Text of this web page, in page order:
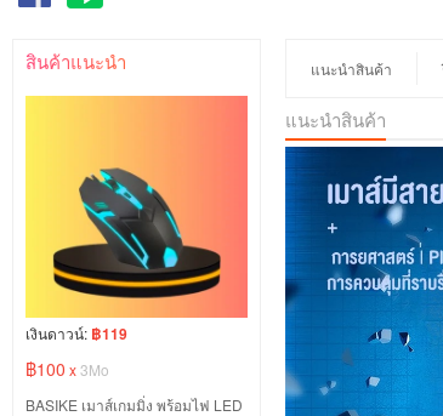
สินค้าแนะนำ
เงินดาวน์: ฿119
฿100 x3Mo
BASIKE เมาส์เกมมิ่ง พร้อมไฟ LED
แนะนำสินค้า
แนะนำสินค้า